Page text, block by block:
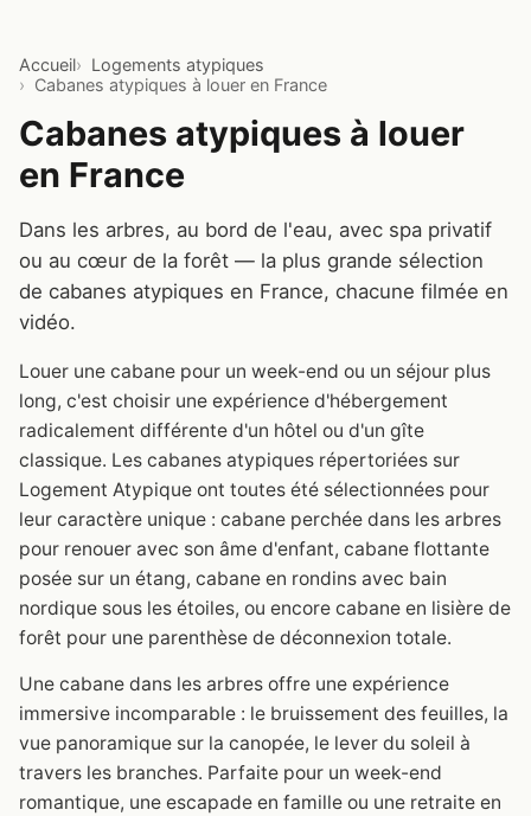
Accueil
Logements atypiques
Cabanes atypiques à louer en France
Cabanes atypiques à louer
en France
Dans les arbres, au bord de l'eau, avec spa privatif
ou au cœur de la forêt — la plus grande sélection
de cabanes atypiques en France, chacune filmée en
vidéo.
Louer une cabane pour un week-end ou un séjour plus
long, c'est choisir une expérience d'hébergement
radicalement différente d'un hôtel ou d'un gîte
classique. Les cabanes atypiques répertoriées sur
Logement Atypique ont toutes été sélectionnées pour
leur caractère unique : cabane perchée dans les arbres
pour renouer avec son âme d'enfant, cabane flottante
posée sur un étang, cabane en rondins avec bain
nordique sous les étoiles, ou encore cabane en lisière de
forêt pour une parenthèse de déconnexion totale.
Une cabane dans les arbres offre une expérience
immersive incomparable : le bruissement des feuilles, la
vue panoramique sur la canopée, le lever du soleil à
travers les branches. Parfaite pour un week-end
romantique, une escapade en famille ou une retraite en